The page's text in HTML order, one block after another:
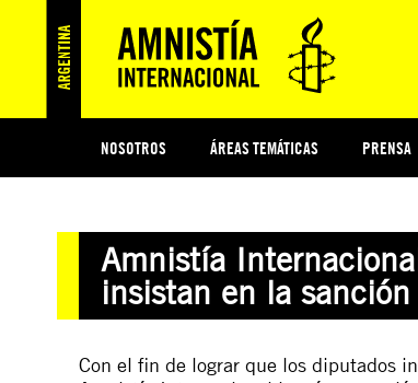
NOSOTROS ÁREAS TEMÁTICAS PRENSA
PREGUNTAS FRECUENTES
Amnistía
insistan en la
Con el fin de lograr que los diputados